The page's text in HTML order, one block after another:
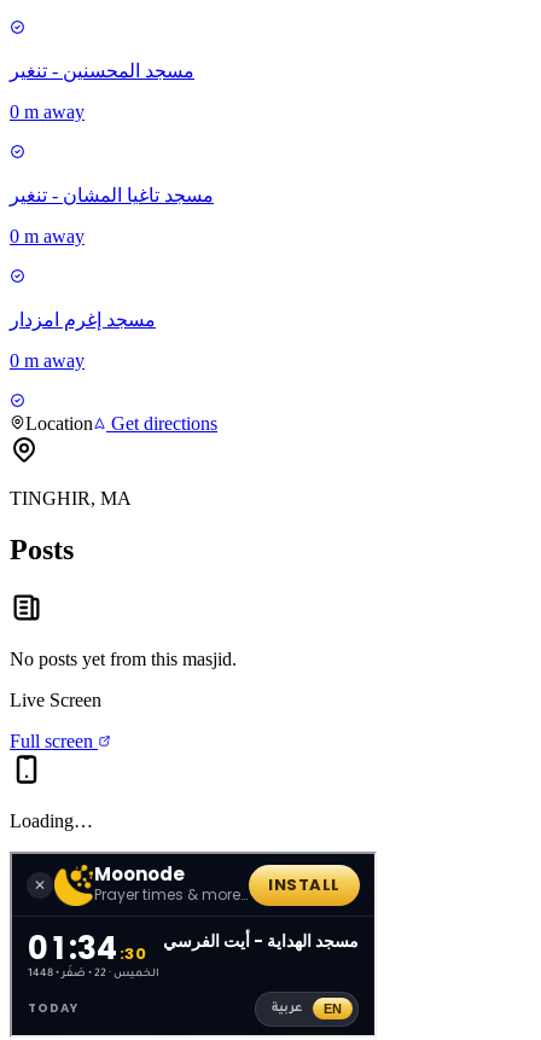
مسجد المحسنين - تنغير
0 m away
مسجد تاغيا المشان - تنغير
0 m away
مسجد إغرم امزدار
0 m away
Location Get directions
TINGHIR, MA
Posts
No posts yet from this masjid.
Live Screen
Full screen
Loading…